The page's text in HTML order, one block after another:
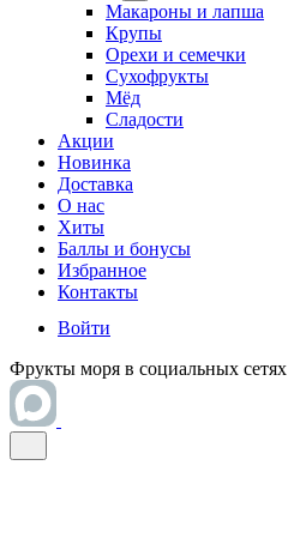
Макароны и лапша
Крупы
Орехи и семечки
Сухофрукты
Мёд
Сладости
Акции
Новинка
Доставка
О нас
Хиты
Баллы и бонусы
Избранное
Контакты
Войти
Фрукты моря в социальных сетях